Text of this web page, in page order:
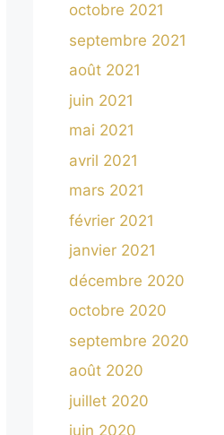
octobre 2021
septembre 2021
août 2021
juin 2021
mai 2021
avril 2021
mars 2021
février 2021
janvier 2021
décembre 2020
octobre 2020
septembre 2020
août 2020
juillet 2020
juin 2020